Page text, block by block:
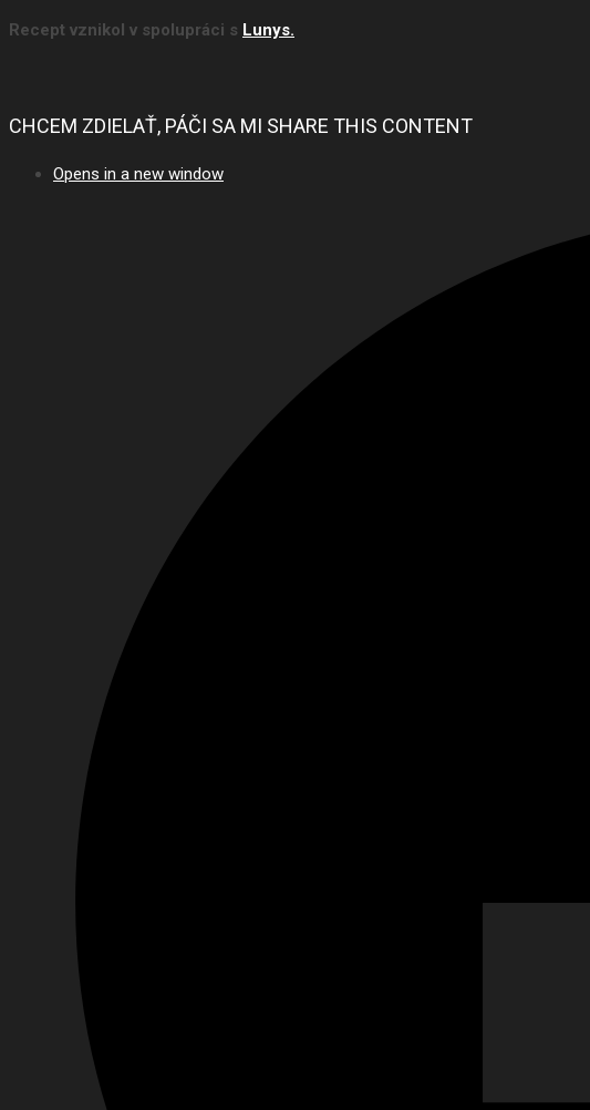
Recept vznikol v spolupráci s Lunys.
CHCEM ZDIELAŤ, PÁČI SA MI SHARE THIS CONTENT
Opens in a new window